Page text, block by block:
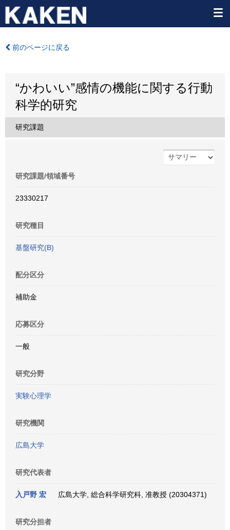
前のページに戻る
“かわいい”感情の機能に関する行動
科学的研究
研究課題
研究課題/領域番号
23330217
研究種目
基盤研究(B)
配分区分
補助金
応募区分
一般
研究分野
実験心理学
研究機関
広島大学
研究代表者
入戸野 宏 広島大学, 総合科学研究科, 准教授 (20304371)
研究分担者